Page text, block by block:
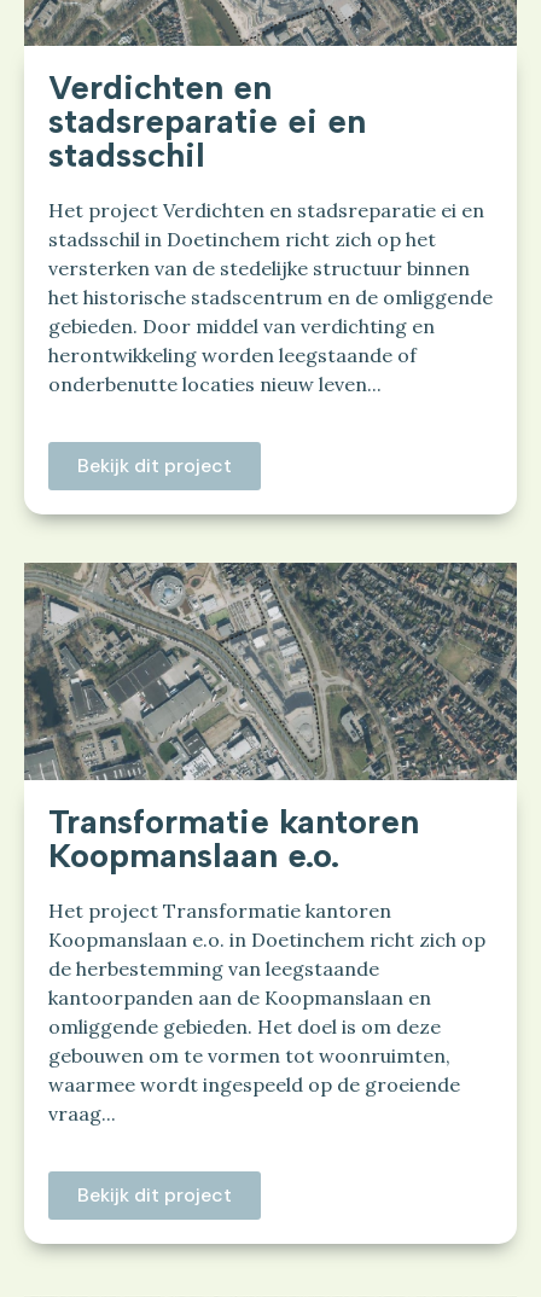
Verdichten en
stadsreparatie ei en
stadsschil
Het project Verdichten en stadsreparatie ei en
stadsschil in Doetinchem richt zich op het
versterken van de stedelijke structuur binnen
het historische stadscentrum en de omliggende
gebieden. Door middel van verdichting en
herontwikkeling worden leegstaande of
onderbenutte locaties nieuw leven...
Bekijk dit project
Transformatie kantoren
Koopmanslaan e.o.
Het project Transformatie kantoren
Koopmanslaan e.o. in Doetinchem richt zich op
de herbestemming van leegstaande
kantoorpanden aan de Koopmanslaan en
omliggende gebieden. Het doel is om deze
gebouwen om te vormen tot woonruimten,
waarmee wordt ingespeeld op de groeiende
vraag...
Bekijk dit project